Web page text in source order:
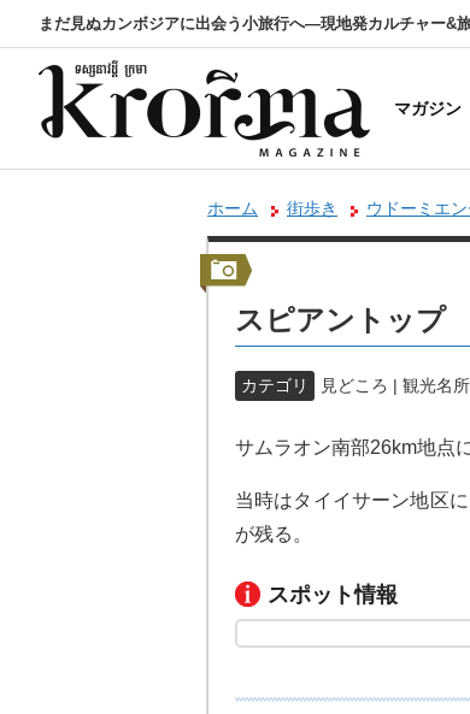
まだ見ぬカンボジアに出会う小旅行へ―現地発カルチャー&
マガジン
ホーム 街歩き ウドーミエ
スピアントップ
カテゴリ 見どころ | 観光名所
サムラオン南部26km地点
当時はタイイサーン地区
が残る。
スポット情報